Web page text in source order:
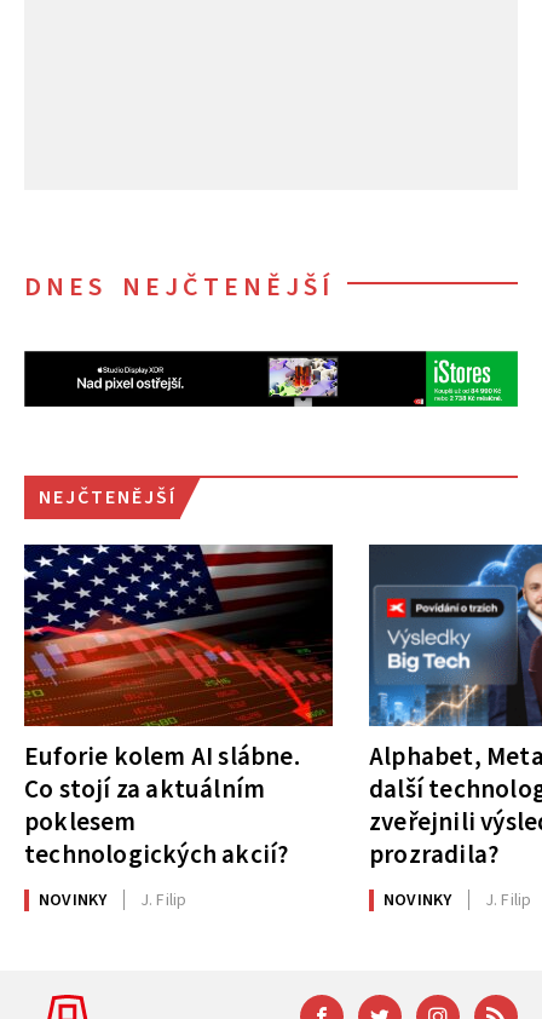
DNES NEJČTENĚJŠÍ
NEJČTENĚJŠÍ
Euforie kolem AI slábne.
Co stojí za aktuálním
poklesem
technologických akcií?
NOVINKY J. Filip
Alphabet,
další
zveřejnili
prozradila?
NOVINKY J. Filip